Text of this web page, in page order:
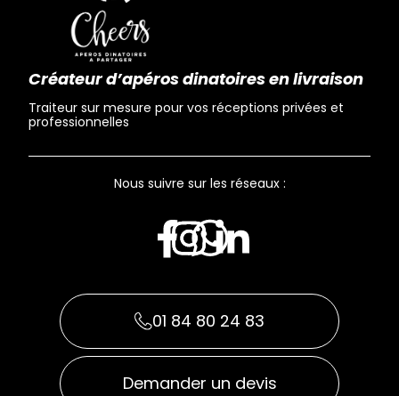
Créateur d’apéros dinatoires en livraison
Traiteur sur mesure pour vos réceptions privées et
professionnelles
Nous suivre sur les réseaux :
01 84 80 24 83
Demander un devis